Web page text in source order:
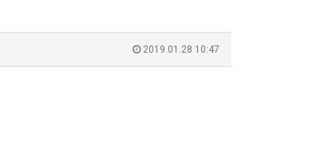
2019.01.28 10:47